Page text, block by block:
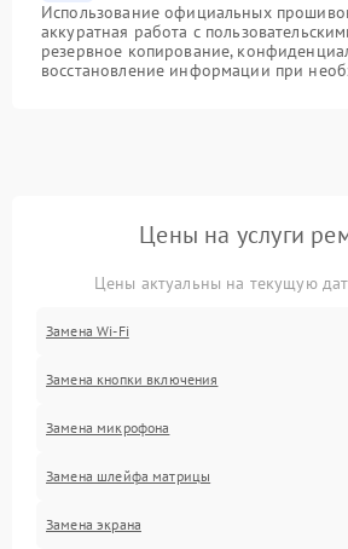
Использование официальных
аккуратная работа с
резервное копирование,
восстановление информации при
Цены на услуги
Цены актуальны на текущую
Замена Wi-Fi
Замена кнопки включения
Замена микрофона
Замена шлейфа матрицы
Замена экрана